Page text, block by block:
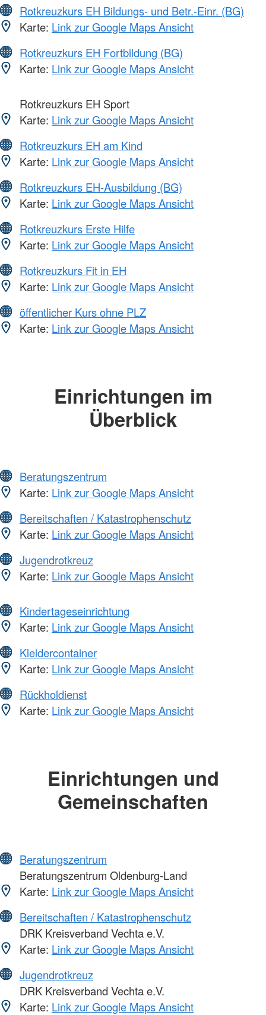
Rotkreuzkurs EH Bildungs- und Betr.-Einr. (BG)
Karte: Link zur Google Maps Ansicht
Rotkreuzkurs EH Fortbildung (BG)
Karte: Link zur Google Maps Ansicht
Rotkreuzkurs EH Sport
Karte: Link zur Google Maps Ansicht
Rotkreuzkurs EH am Kind
Karte: Link zur Google Maps Ansicht
Rotkreuzkurs EH-Ausbildung (BG)
Karte: Link zur Google Maps Ansicht
Rotkreuzkurs Erste Hilfe
Karte: Link zur Google Maps Ansicht
Rotkreuzkurs Fit in EH
Karte: Link zur Google Maps Ansicht
öffentlicher Kurs ohne PLZ
Karte: Link zur Google Maps Ansicht
Einrichtungen im
Überblick
Beratungszentrum
Karte: Link zur Google Maps Ansicht
Bereitschaften / Katastrophenschutz
Karte: Link zur Google Maps Ansicht
Jugendrotkreuz
Karte: Link zur Google Maps Ansicht
Kindertageseinrichtung
Karte: Link zur Google Maps Ansicht
Kleidercontainer
Karte: Link zur Google Maps Ansicht
Rückholdienst
Karte: Link zur Google Maps Ansicht
Einrichtungen und
Gemeinschaften
Beratungszentrum
Beratungszentrum Oldenburg-Land
Karte: Link zur Google Maps Ansicht
Bereitschaften / Katastrophenschutz
DRK Kreisverband Vechta e.V.
Karte: Link zur Google Maps Ansicht
Jugendrotkreuz
DRK Kreisverband Vechta e.V.
Karte: Link zur Google Maps Ansicht